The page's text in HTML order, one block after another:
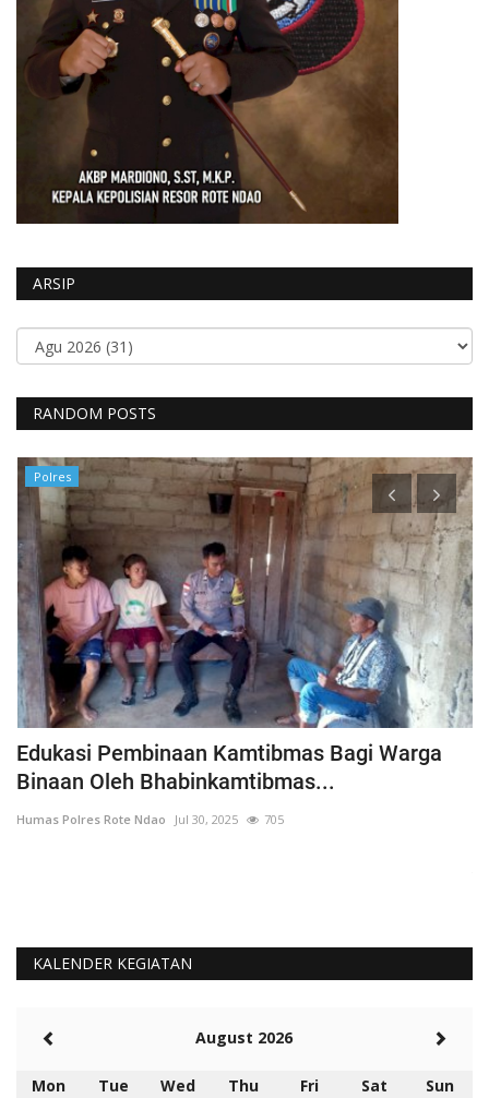
ARSIP
RANDOM POSTS
Polres
Edukasi Pembinaan Kamtibmas Bagi Warga
Binaan Oleh Bhabinkamtibmas...
Humas Polres Rote Ndao Jul 30, 2025 705
KALENDER KEGIATAN
August 2026
Mon Tue Wed Thu Fri Sat
Sun